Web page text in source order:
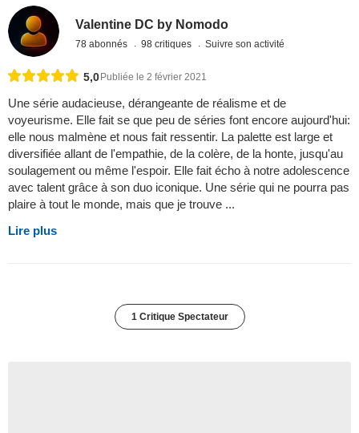
Valentine DC by Nomodo
78 abonnés 98 critiques Suivre son activité
5,0 Publiée le 2 février 2021
Une série audacieuse, dérangeante de réalisme et de
voyeurisme. Elle fait se que peu de séries font encore aujourd'hui:
elle nous malmène et nous fait ressentir. La palette est large et
diversifiée allant de l'empathie, de la colère, de la honte, jusqu'au
soulagement ou même l'espoir. Elle fait écho à notre adolescence
avec talent grâce à son duo iconique. Une série qui ne pourra pas
plaire à tout le monde, mais que je trouve ...
Lire plus
1 Critique Spectateur